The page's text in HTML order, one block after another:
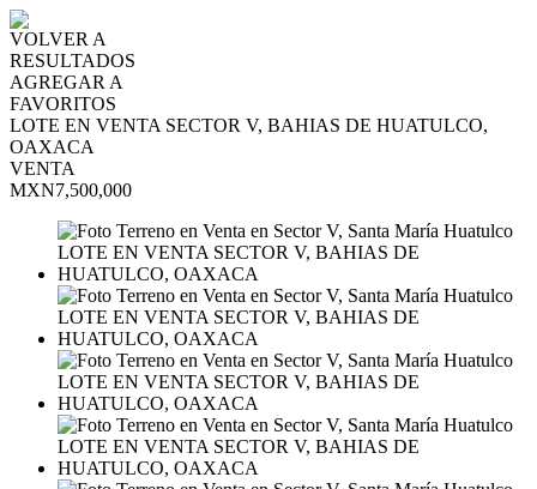
VOLVER A
RESULTADOS
AGREGAR A
FAVORITOS
LOTE EN VENTA SECTOR V, BAHIAS DE HUATULCO,
OAXACA
VENTA
MXN7,500,000